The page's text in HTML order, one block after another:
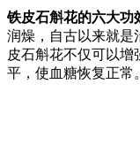
铁皮石斛花的六大功
润燥，自古以来就是
皮石斛花不仅可以增
平，使血糖恢复正常。